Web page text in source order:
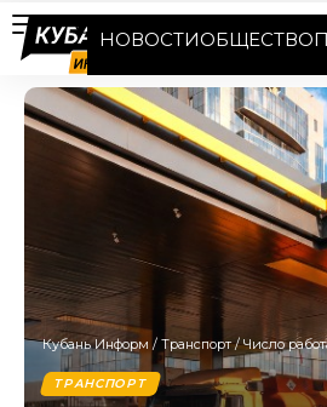
НОВОСТИОБЩЕСТВО
Кубань Информ / Транспорт/Число
ТРАНСПОРТ